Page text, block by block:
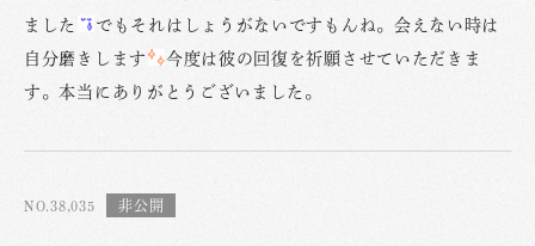
ました
でもそれはしょうがないですもんね。会えない時は
自分磨きします
今度は彼の回復を祈願させていただきま
す。本当にありがとうございました。
NO.38,035